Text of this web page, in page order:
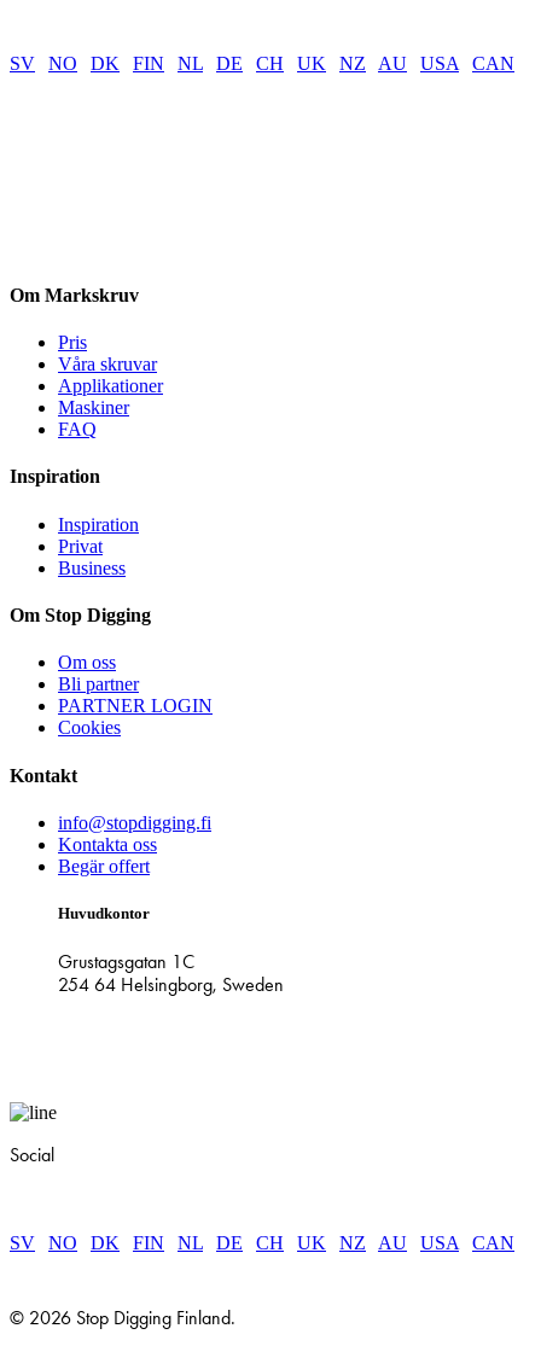
SV NO DK FIN NL DE CH UK NZ AU USA CAN
Om Markskruv
Pris
Våra skruvar
Applikationer
Maskiner
FAQ
Inspiration
Inspiration
Privat
Business
Om Stop Digging
Om oss
Bli partner
PARTNER LOGIN
Cookies
Kontakt
info@stopdigging.fi
Kontakta oss
Begär offert
Huvudkontor
Grustagsgatan 1C
254 64 Helsingborg, Sweden
Social
SV NO DK FIN NL DE CH UK NZ AU USA CAN
© 2026 Stop Digging Finland.